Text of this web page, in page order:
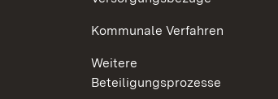
Kommunale Verfahren
Weitere
Beteiligungsprozesse